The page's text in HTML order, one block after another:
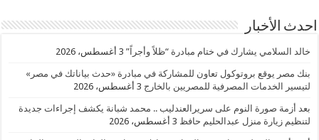
احدث الأخبار
خالد السلامي يشارك في ختام مبادرة “ظلاً وأجراً” 3 أغسطس، 2026
بنك مصر يوقع بروتوكول تعاون للمشاركة في مبادرة «حدث بياناتك في مصر»
لتيسير الخدمات المصرفية للمصريين بالخارج 3 أغسطس، 2026
بعد أزمة صورة النوم على سريرالعندليب .. محمد شبانة يكشف إجراءات جديدة
لتنظيم زيارة منزل عبدالحليم حافظ 3 أغسطس، 2026